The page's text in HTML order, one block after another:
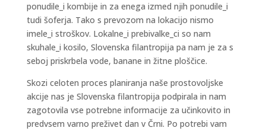
ponudile_i kombije in za enega izmed njih ponudile_i
tudi šoferja. Tako s prevozom na lokacijo nismo
imele_i stroškov. Lokalne_i prebivalke_ci so nam
skuhale_i kosilo, Slovenska filantropija pa nam je za s
seboj priskrbela vode, banane in žitne ploščice.
Skozi celoten proces planiranja naše prostovoljske
akcije nas je Slovenska filantropija podpirala in nam
zagotovila vse potrebne informacije za učinkovito in
predvsem varno preživet dan v Črni. Po potrebi vam